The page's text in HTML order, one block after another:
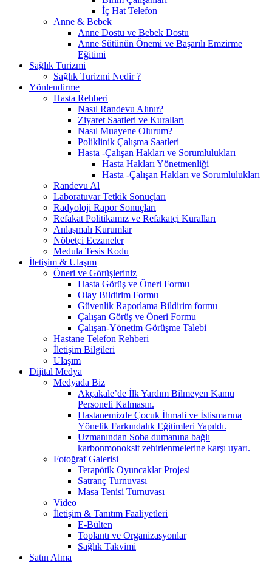
İç Hat Telefon
Anne & Bebek
Anne Dostu ve Bebek Dostu
Anne Sütünün Önemi ve Başarılı Emzirme
Eğitimi
Sağlık Turizmi
Sağlık Turizmi Nedir ?
Yönlendirme
Hasta Rehberi
Nasıl Randevu Alınır?
Ziyaret Saatleri ve Kuralları
Nasıl Muayene Olurum?
Poliklinik Çalışma Saatleri
Hasta -Çalışan Hakları ve Sorumlulukları
Hasta Hakları Yönetmenliği
Hasta -Çalışan Hakları ve Sorumlulukları
Randevu Al
Laboratuvar Tetkik Sonuçları
Radyoloji Rapor Sonuçları
Refakat Politikamız ve Refakatçi Kuralları
Anlaşmalı Kurumlar
Nöbetçi Eczaneler
Medula Tesis Kodu
İletişim & Ulaşım
Öneri ve Görüşleriniz
Hasta Görüş ve Öneri Formu
Olay Bildirim Formu
Güvenlik Raporlama Bildirim formu
Çalışan Görüş ve Öneri Formu
Çalışan-Yönetim Görüşme Talebi
Hastane Telefon Rehberi
İletişim Bilgileri
Ulaşım
Dijital Medya
Medyada Biz
Akçakale’de İlk Yardım Bilmeyen Kamu
Personeli Kalmasın.
Hastanemizde Çocuk İhmali ve İstismarına
Yönelik Farkındalık Eğitimleri Yapıldı.
Uzmanından Soba dumanına bağlı
karbonmonoksit zehirlenmelerine karşı uyarı.
Fotoğraf Galerisi
Terapötik Oyuncaklar Projesi
Satranç Turnuvası
Masa Tenisi Turnuvası
Video
İletişim & Tanıtım Faaliyetleri
E-Bülten
Toplantı ve Organizasyonlar
Sağlık Takvimi
Satın Alma